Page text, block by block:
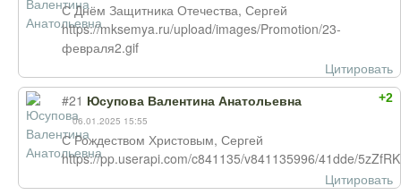
С Днём Защитника Отечества, Сергей
https://mksemya.ru/upload/images/Promotion/23-
февраля2.gif
Цитировать
+2
#21 Юсупова Валентина Анатольевна
06.01.2025 15:55
С Рождеством Христовым, Сергей
https://pp.userapi.com/c841135/v841135996/41dde/
Цитировать